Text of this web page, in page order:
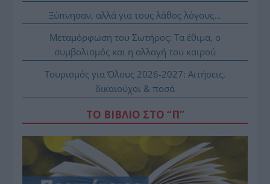
Ξύπνησαν, αλλά για τους λάθος λόγους…
Μεταμόρφωση του Σωτήρος: Τα έθιμα, ο
συμβολισμός και η αλλαγή του καιρού
Τουρισμός για Όλους 2026-2027: Αιτήσεις,
δικαιούχοι & ποσά
ΤΟ ΒΙΒΛΙΟ ΣΤΟ “Π”